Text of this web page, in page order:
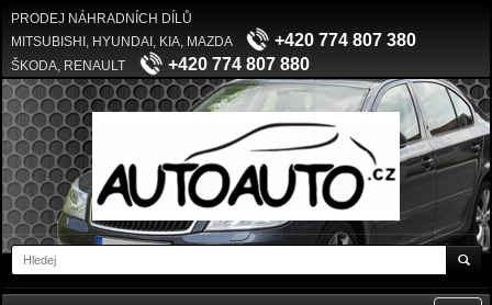
PRODEJ NÁHRADNÍCH DÍLŮ
MITSUBISHI, HYUNDAI, KIA, MAZDA
+420 774 807 380
ŠKODA, RENAULT +420 774 807 880